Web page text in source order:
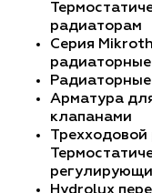
радиаторам
Серия
Арматура
клапанами